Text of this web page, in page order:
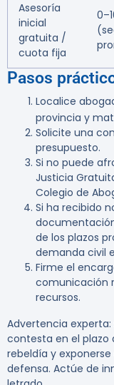
Asesoría
inicial
gratuita /
cuota fija
Pasos
Localice
provincia y
Solicite una
presupuesto.
Si no puede
Justicia
Colegio de
Si ha recibido
de los plazos
demanda civil
Firme el
comunicación
recursos.
Advertencia experta:
contesta en el plazo
rebeldía y
defensa. Actúe de